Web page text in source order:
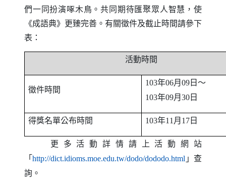
們一同扮演啄木鳥。共同期待匯聚眾人智慧，使
《成語典》更臻完善。有關徵件及截止時間請參下
表：
活動時間
徵件時間
103年06月09日～
103年09月30日
得獎名單公布時間 103年11 月17日
更多活動詳情請上活動網站
「http://dict.idioms.moe.edu.tw/dodo/dododo.html （另開新
」查
詢。